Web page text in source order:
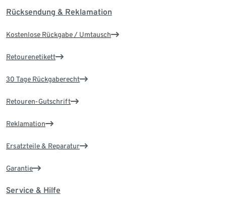
Rücksendung & Reklamation
Kostenlose Rückgabe / Umtausch
Retourenetikett
30 Tage Rückgaberecht
Retouren-Gutschrift
Reklamation
Ersatzteile & Reparatur
Garantie
Service & Hilfe